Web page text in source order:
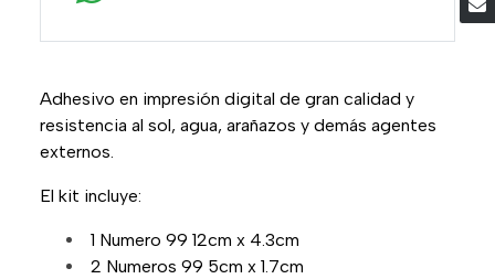
Adhesivo en impresión digital de gran calidad y
resistencia al sol, agua, arañazos y demás agentes
externos.
El kit incluye:
1 Numero 99 12cm x 4.3cm
2 Numeros 99 5cm x 1.7cm